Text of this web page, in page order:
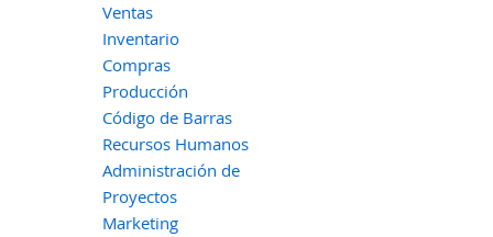
Ventas
Inventario
Compras
Producción
Código de Barras
Recursos Humanos
Administración de
Proyectos
Marketing